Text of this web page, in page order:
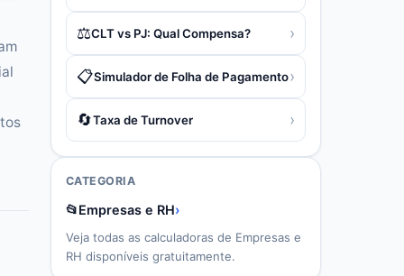
⚖️CLT vs PJ: Qual Compensa? ›
📋Simulador de Folha de Pagamento›
🔄Taxa de Turnover ›
CATEGORIA
📂Empresas e RH›
Veja todas as calculadoras de Empresas e
RH disponíveis gratuitamente.